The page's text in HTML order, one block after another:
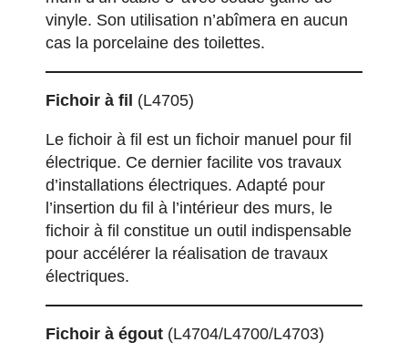
vinyle. Son utilisation n’abîmera en aucun
cas la porcelaine des toilettes.
Fichoir à fil (L4705)
Le fichoir à fil est un fichoir manuel pour fil
électrique. Ce dernier facilite vos travaux
d’installations électriques. Adapté pour
l’insertion du fil à l’intérieur des murs, le
fichoir à fil constitue un outil indispensable
pour accélérer la réalisation de travaux
électriques.
Fichoir à égout (L4704/L4700/L4703)